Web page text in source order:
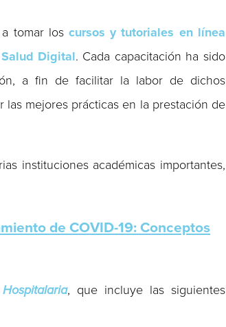
tomar los cursos y tutoriales en línea
Salud Digital. Cada capacitación ha sido
a fin de facilitar la labor de dichos
mejores prácticas en la prestación de
instituciones académicas importantes,
de COVID-19: Conceptos
, que incluye las siguientes